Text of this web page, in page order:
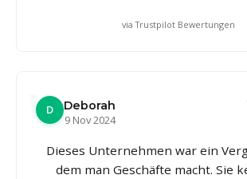
via Trustpilot Bewertungen
D
Deborah
9 Nov 2024
Dieses Unternehmen war ein
dem man Geschäfte macht. Sie